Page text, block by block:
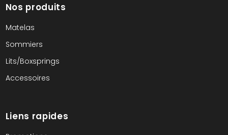
Nos produits
Matelas
Sommiers
Lits/Boxsprings
Accessoires
Liens rapides